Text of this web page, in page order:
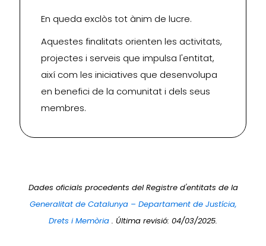
En queda exclòs tot ànim de lucre.
Aquestes finalitats orienten les activitats,
projectes i serveis que impulsa l'entitat,
així com les iniciatives que desenvolupa
en benefici de la comunitat i dels seus
membres.
Dades oficials procedents del Registre d'entitats de la
Generalitat de Catalunya – Departament de Justícia,
Drets i Memòria . Última revisió: 04/03/2025.